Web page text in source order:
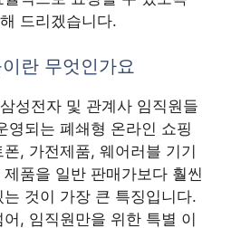
드리겠습니다.
란 무엇인가요
성전자 및 관계사 임직원들
영되는 폐쇄형 온라인 쇼핑
, 가전제품, 웨어러블 기기
품을 일반 판매가보다 훨씬
것이 가장 큰 특징입니다.
, 임직원만을 위한 특별 이